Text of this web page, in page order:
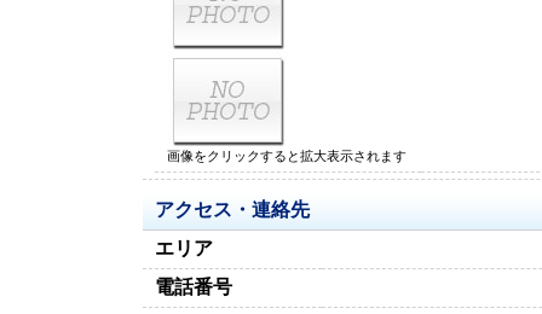
画像をクリックすると拡大表示されます
アクセス・連絡先
エリア
電話番号